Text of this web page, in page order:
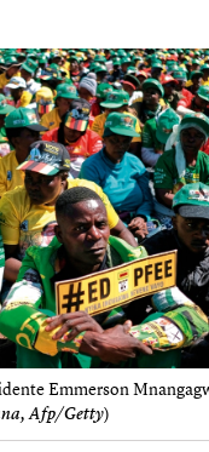
Emmerson
Afp/Getty)